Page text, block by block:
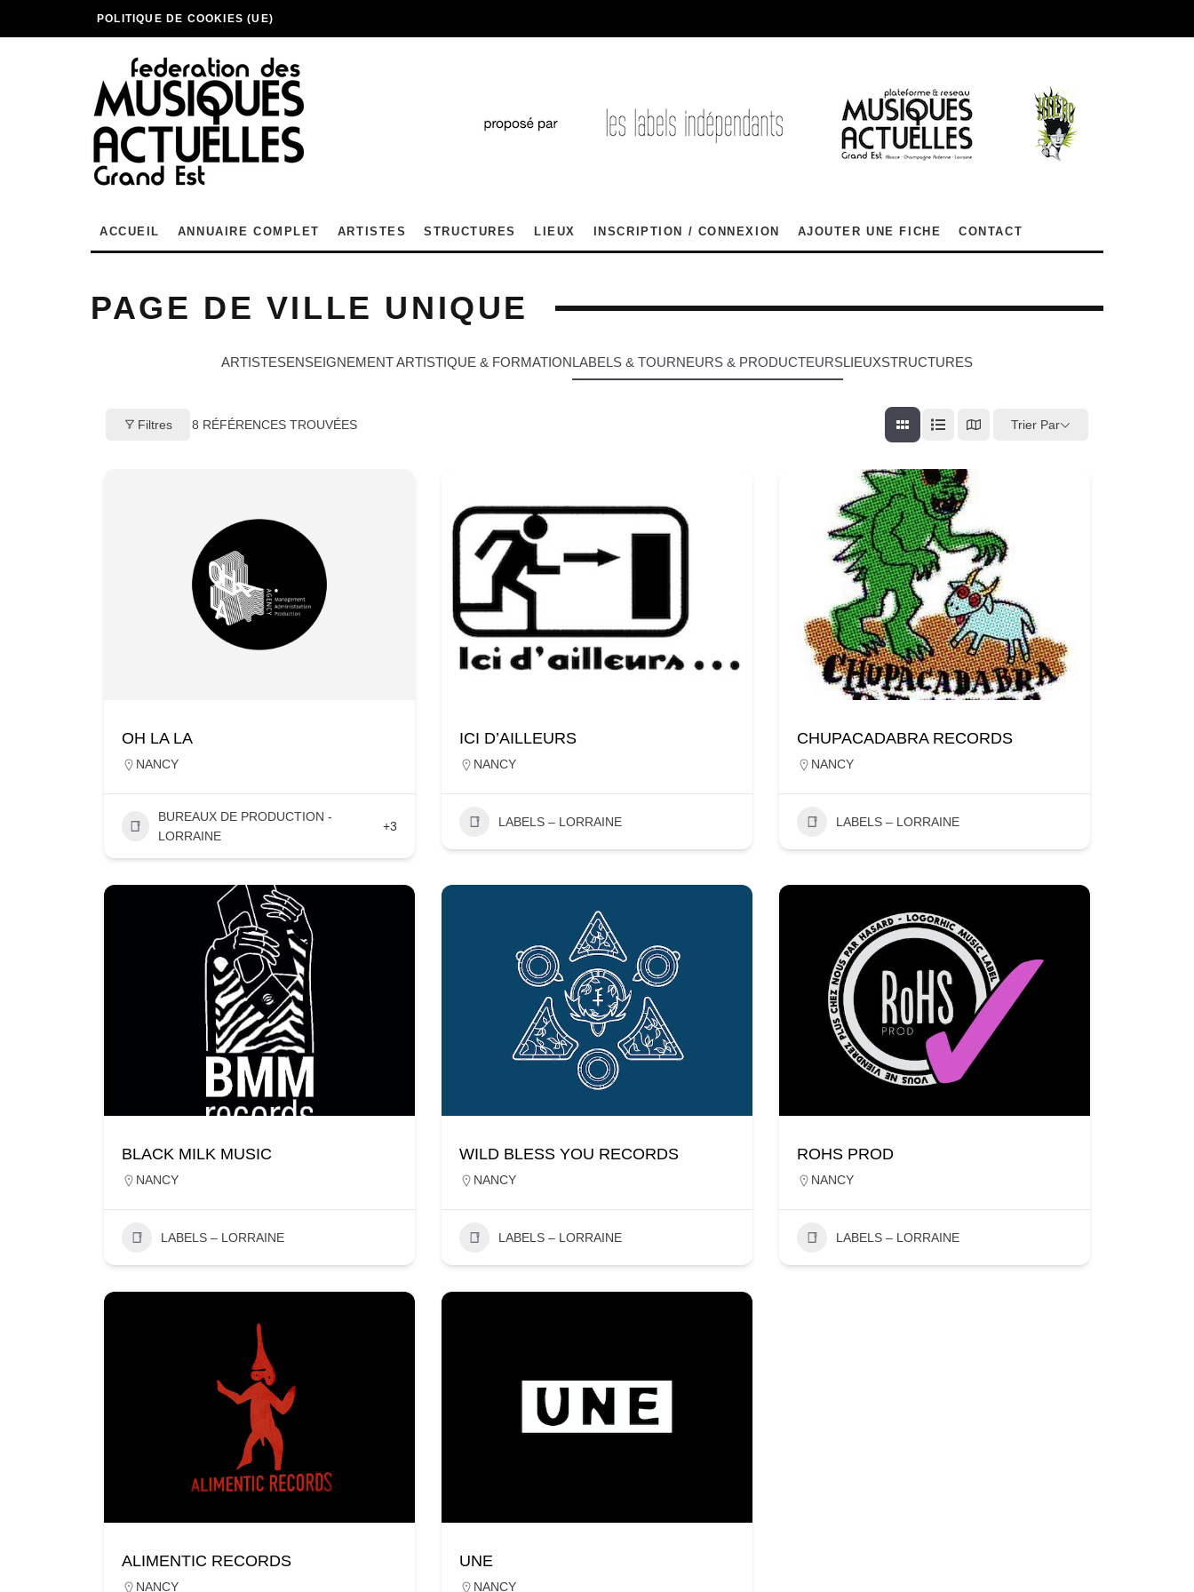
POLITIQUE DE COOKIES (UE)
ACCUEIL ANNUAIRE COMPLET ARTISTES STRUCTURES LIEUX INSCRIPTION / CONNEXION AJOUTER UNE FICHE CONTACT
PAGE DE VILLE UNIQUE
ARTISTESENSEIGNEMENT ARTISTIQUE & FORMATIONLABELS & TOURNEURS & PRODUCTEURSLIEUXSTRUCTURES
Filtres 8 RÉFÉRENCES TROUVÉES Trier Par
OH LA LA
NANCY
BUREAUX DE PRODUCTION -
LORRAINE
+3
ICI D’AILLEURS
NANCY
LABELS – LORRAINE
CHUPACADABRA RECORDS
NANCY
LABELS – LORRAINE
BLACK MILK MUSIC
NANCY
LABELS – LORRAINE
WILD BLESS YOU RECORDS
NANCY
LABELS – LORRAINE
ROHS PROD
NANCY
LABELS – LORRAINE
ALIMENTIC RECORDS
NANCY
UNE
NANCY